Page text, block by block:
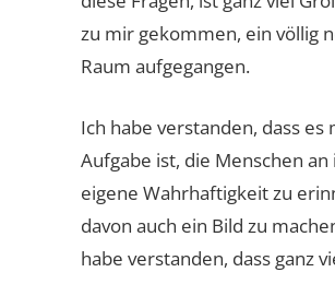
zu mir gekommen, ein völlig
Raum aufgegangen.
Ich habe verstanden, dass es
Aufgabe ist, die Menschen an
eigene Wahrhaftigkeit zu
davon auch ein Bild zu
habe verstanden, dass ganz